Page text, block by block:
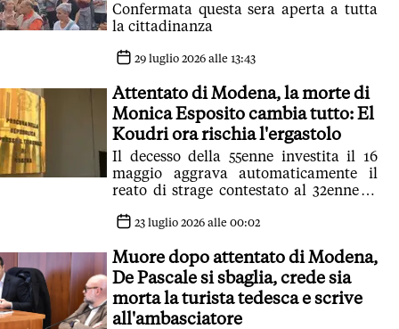
Confermata questa sera aperta a tutta
la cittadinanza
29 luglio 2026 alle 13:43
Attentato di Modena, la morte di
Monica Esposito cambia tutto: El
Koudri ora rischia l'ergastolo
Il decesso della 55enne investita il 16
maggio aggrava automaticamente il
reato di strage contestato al 32enne in
perizia
23 luglio 2026 alle 00:02
Muore dopo attentato di Modena,
De Pascale si sbaglia, crede sia
morta la turista tedesca e scrive
all'ambasciatore